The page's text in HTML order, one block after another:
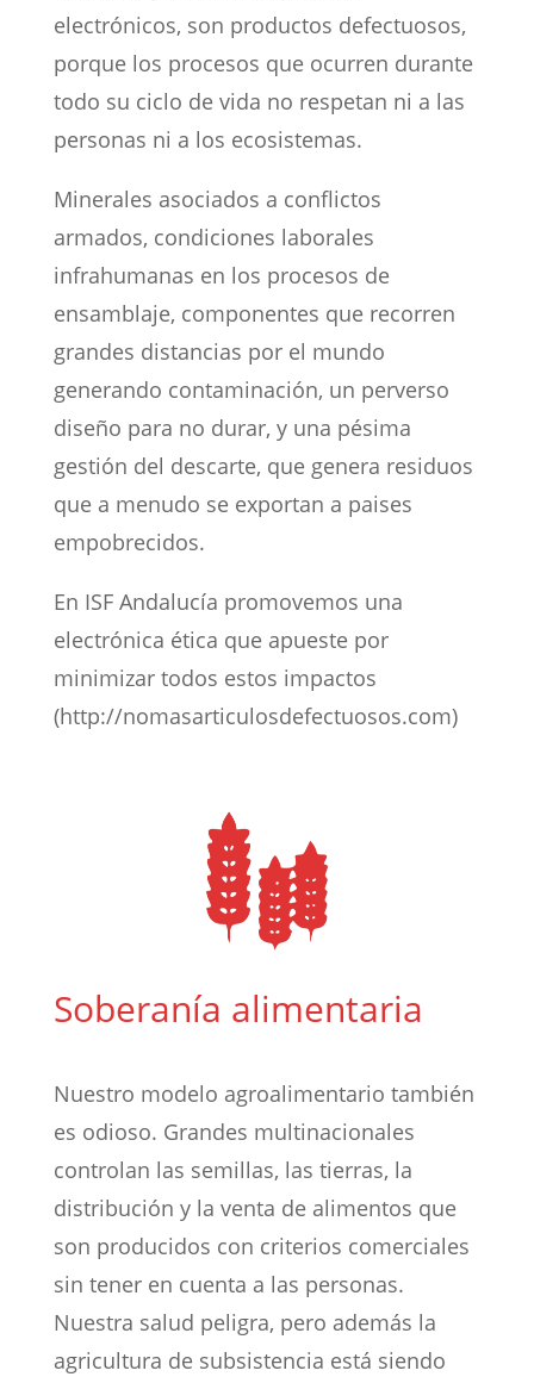
electrónicos, son productos defectuosos,
porque los procesos que ocurren durante
todo su ciclo de vida no respetan ni a las
personas ni a los ecosistemas.
Minerales asociados a conflictos
armados, condiciones laborales
infrahumanas en los procesos de
ensamblaje, componentes que recorren
grandes distancias por el mundo
generando contaminación, un perverso
diseño para no durar, y una pésima
gestión del descarte, que genera residuos
que a menudo se exportan a paises
empobrecidos.
En ISF Andalucía promovemos una
electrónica ética que apueste por
minimizar todos estos impactos
(http://nomasarticulosdefectuosos.com)
Soberanía alimentaria
Nuestro modelo agroalimentario también
es odioso. Grandes multinacionales
controlan las semillas, las tierras, la
distribución y la venta de alimentos que
son producidos con criterios comerciales
sin tener en cuenta a las personas.
Nuestra salud peligra, pero además la
agricultura de subsistencia está siendo